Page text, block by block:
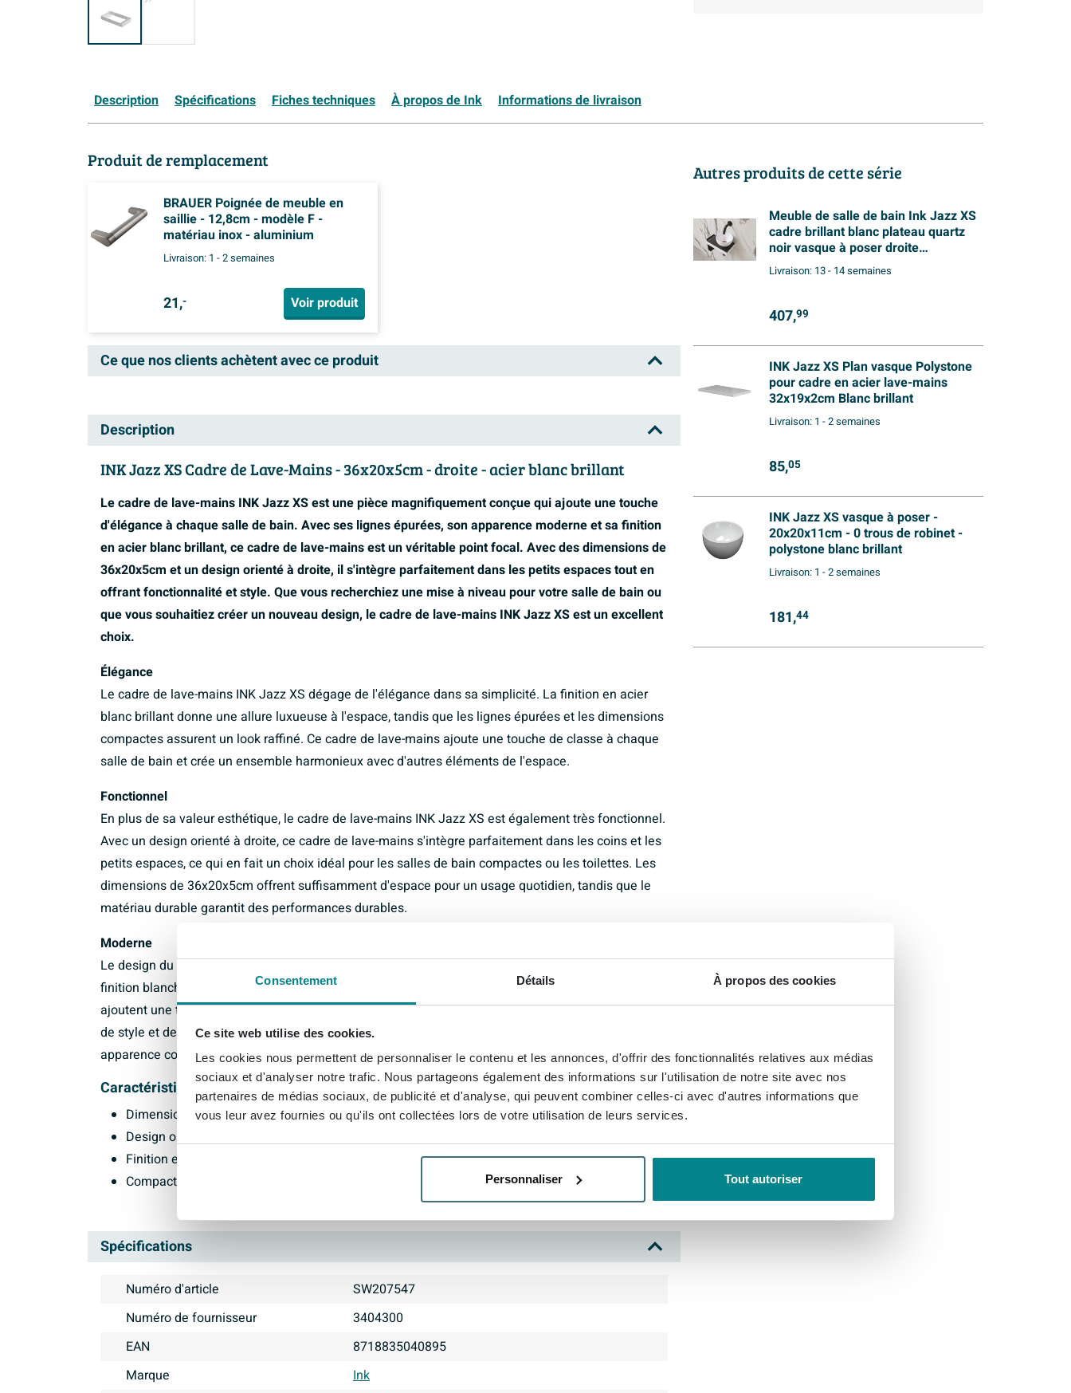
Consentement Détails À propos des cookies
Ce site web utilise des cookies.
Les cookies nous permettent de personnaliser le contenu et les annonces, d'offrir des fonctionnalités relatives aux médias
sociaux et d'analyser notre trafic. Nous partageons également des informations sur l'utilisation de notre site avec nos
partenaires de médias sociaux, de publicité et d'analyse, qui peuvent combiner celles-ci avec d'autres informations que
vous leur avez fournies ou qu'ils ont collectées lors de votre utilisation de leurs services.
Personnaliser Tout autoriser
Description Spécifications Fiches techniques À propos de Ink Informations de livraison
Produit de remplacement
BRAUER Poignée de meuble en
saillie - 12,8cm - modèle F -
matériau inox - aluminium
Livraison: 1 - 2 semaines
21,- Voir produit
Ce que nos clients achètent avec ce produit
Description
INK Jazz XS Cadre de Lave-Mains - 36x20x5cm - droite - acier blanc brillant
Le cadre de lave-mains INK Jazz XS est une pièce magnifiquement conçue qui ajoute une touche
d'élégance à chaque salle de bain. Avec ses lignes épurées, son apparence moderne et sa finition
en acier blanc brillant, ce cadre de lave-mains est un véritable point focal. Avec des dimensions de
36x20x5cm et un design orienté à droite, il s'intègre parfaitement dans les petits espaces tout en
offrant fonctionnalité et style. Que vous recherchiez une mise à niveau pour votre salle de bain ou
que vous souhaitiez créer un nouveau design, le cadre de lave-mains INK Jazz XS est un excellent
choix.
Élégance
Le cadre de lave-mains INK Jazz XS dégage de l'élégance dans sa simplicité. La finition en acier
blanc brillant donne une allure luxueuse à l'espace, tandis que les lignes épurées et les dimensions
compactes assurent un look raffiné. Ce cadre de lave-mains ajoute une touche de classe à chaque
salle de bain et crée un ensemble harmonieux avec d'autres éléments de l'espace.
Fonctionnel
En plus de sa valeur esthétique, le cadre de lave-mains INK Jazz XS est également très fonctionnel.
Avec un design orienté à droite, ce cadre de lave-mains s'intègre parfaitement dans les coins et les
petits espaces, ce qui en fait un choix idéal pour les salles de bain compactes ou les toilettes. Les
dimensions de 36x20x5cm offrent suffisamment d'espace pour un usage quotidien, tandis que le
matériau durable garantit des performances durables.
Moderne
Le design du cadre de lave-mains INK Jazz XS est moderne et contemporain. La forme épurée et la
finition blanche brillante s'harmonisent parfaitement avec une décoration contemporaine et
ajoutent une touche de fraîcheur à l'espace. Ce cadre de lave-mains est une combinaison parfaite
de style et de fonctionnalité, ce qui en fait un incontournable pour quiconque recherche une
apparence contemporaine dans sa salle de bain.
Caractéristiques :
Dimensions : 36x20x5cm
Design orienté à droite
Finition en acier blanc brillant
Compact et fonctionnel
Spécifications
Numéro d'article
SW207547
Numéro de fournisseur
3404300
EAN
8718835040895
Marque
Ink
Autres produits de cette série
Meuble de salle de bain Ink Jazz XS
cadre brillant blanc plateau quartz
noir vasque à poser droite
polystone 20cm brillant blanc
Livraison: 13 - 14 semaines
407,99
INK Jazz XS Plan vasque Polystone
pour cadre en acier lave-mains
32x19x2cm Blanc brillant
Livraison: 1 - 2 semaines
85,05
INK Jazz XS vasque à poser -
20x20x11cm - 0 trous de robinet -
polystone blanc brillant
Livraison: 1 - 2 semaines
181,44